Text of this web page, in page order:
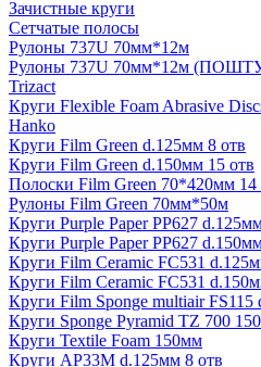
Зачистные круги
Сетчатые полосы
Рулоны 737U 70мм*12м
Рулоны 737U 70мм*12м
Trizact
Круги Flexible Foam Abrasive
Hanko
Круги Film Green d.125мм 8 отв
Круги Film Green d.150мм 15 отв
Полоски Film Green 70*420мм 14
Рулоны Film Green 70мм*50м
Круги Purple Paper PP627
Круги Purple Paper PP627
Круги Film Ceramic FC531
Круги Film Ceramic FC531
Круги Film Sponge multiair FS115
Круги Sponge Pyramid TZ 700
Круги Textile Foam 150мм
Круги AP33M d.125мм 8 отв